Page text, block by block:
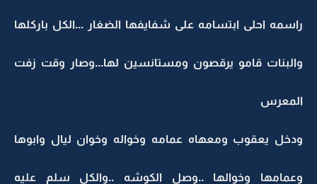
راسمه احلى ابتسامه على شفايفها الضغار ...الكل باركلها
والبنات قامو يرقصون ومستانسين لها...وصار وقت زفت
المعرس
ودخل يعقوب ومعهاه عمامه وخواله وخوان ليال وابوها
وعمامها وخوالها ..وصل الكوشه ..والكل سلم عليه